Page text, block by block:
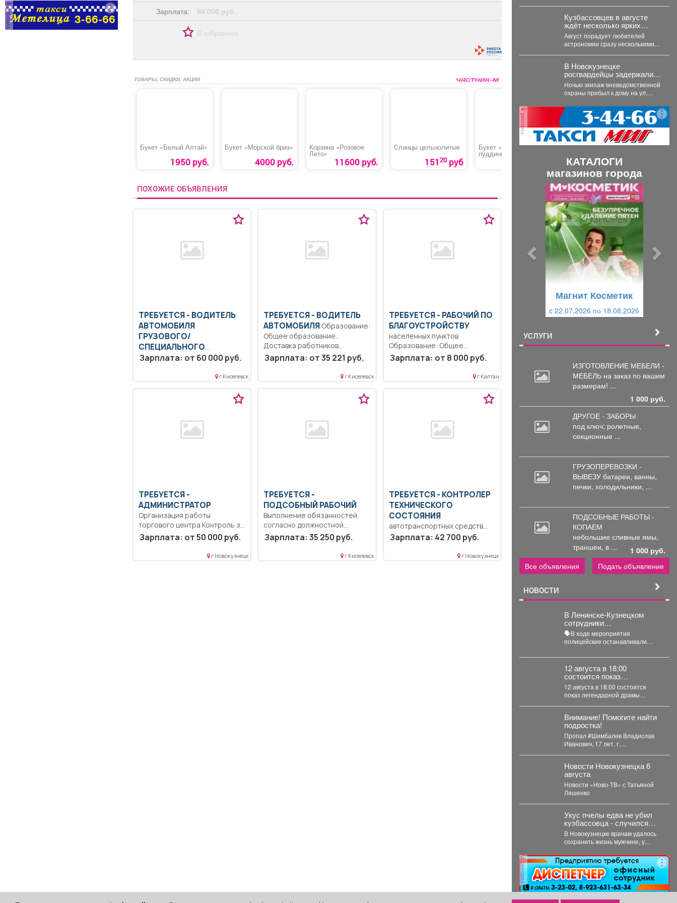
рабочих часов в день: 8
Дважды в месяц Сфера
реклама
Зарплата:
60 000 руб.
В избранное
ТОВАРЫ, СКИДКИ, АКЦИИ
Букет «Белый Алтай»
1950 руб.
Букет «Морской бриз»
4000 руб.
Корзина «Розовое
Лето»
11600 руб.
Сланцы цельнолитые
15120руб
Букет «Розовый
пуддинг»
Резка стекла
2150 руб.
Букет
ПОХОЖИЕ ОБЪЯВЛЕНИЯ
ТРЕБУЕТСЯ - ВОДИТЕЛЬ
АВТОМОБИЛЯ
ГРУЗОВОГО/
СПЕЦИАЛЬНОГО
Образование: Общее
сопровождение технических и
Зарплата: от 60 000 руб.
г Киселевск
ТРЕБУЕТСЯ - ВОДИТЕЛЬ
АВТОМОБИЛЯ
Общее образование..
Доставка работников
организации до места
работы.....
Зарплата: от 35 221 руб.
г Киселевск
ТРЕБУЕТСЯ - РАБОЧИЙ ПО
БЛАГОУСТРОЙСТВУ
населенных пунктов
Образование: Общее
образование..
Благоустройство и
озеленение территории,
прополка...
Зарплата: от 8 000 руб.
г Калтан
ТРЕБУЕТСЯ -
АДМИНИСТРАТОР
Организация работы
торгового центра Контроль за
соблюдением правил для...
Зарплата: от 50 000 руб.
г Новокузнецк
ТРЕБУЕТСЯ -
ПОДСОБНЫЙ РАБОЧИЙ
Выполнение обязанностей
согласно должностной
инструкции.. Неполный
рабочий день/неполная
Зарплата: 35 250 руб.
г Киселевск
ТРЕБУЕТСЯ - КОНТРОЛЕР
ТЕХНИЧЕСКОГО
СОСТОЯНИЯ
автотранспортных средств
Образование: Среднее
профессиональное
образование.. Выполнение
работ по диагностике...
Зарплата: 42 700 руб.
г Новокузнецк
топлива. При этом...
Кузбассовцев в августе
ждёт несколько ярких
астрономических событий
Август порадует любителей
астрономии сразу несколькими
частное лунное...
В Новокузнецке
росгвардейцы задержали
дебошира, повредившего
окно и дверь квартиры
сожительницы
Ночью экипаж вневедомственной
охраны прибыл к дому на ул.
правопорядка обнаружили...
реклама
КАТАЛОГИ
магазинов города
c 22.07.2026 по 18.08.2026
Магнит Косметик
c 29.07.2026 по 25.08.2026
УСЛУГИ
ИЗГОТОВЛЕНИЕ МЕБЕЛИ -
МЕБЕЛЬ на заказ по вашим
размерам! ...
1 000 руб.
ДРУГОЕ - ЗАБОРЫ
под ключ; ролетные,
секционные ...
ГРУЗОПЕРЕВОЗКИ -
ВЫВЕЗУ батареи, ванны,
печки, холодильники, ...
ПОДСОБНЫЕ РАБОТЫ -
КОПАЕМ
небольшие сливные ямы,
траншеи, в ...
1 000 руб.
Все объявления
Подать объявление
НОВОСТИ
В Ленинске-Кузнецком
сотрудники
Госавтоинспекции провели
акцию «Будь трезвым в
пути»
🗣В ходе мероприятия
полицейские останавливали
беседы и напоминали, что
правила дорожного...
12 августа в 18:00
состоится показ
легендарной драмы
«Мужики!.
12 августа в 18:00 состоится
показ легендарной драмы
Внимание! Помогите найти
подростка!
Пропал #Шимбалев Владислав
Иванович, 17 лет, г.
Новости Новокузнецка 6
августа
Новости «Ново-ТВ» с Татьяной
Ляшенко
Укус пчелы едва не убил
кузбассовца - случился
инфаркт
В Новокузнецке врачам удалось
сохранить жизнь мужчине, у
развился тяжелейший инфаркт....
реклама